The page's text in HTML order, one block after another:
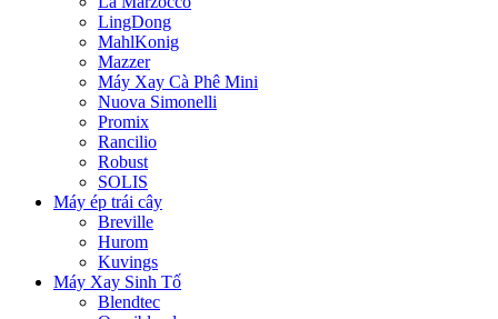
LingDong
MahlKonig
Mazzer
Máy Xay Cà Phê Mini
Nuova Simonelli
Promix
Rancilio
Robust
SOLIS
Máy ép trái cây
Breville
Hurom
Kuvings
Máy Xay Sinh Tố
Blendtec